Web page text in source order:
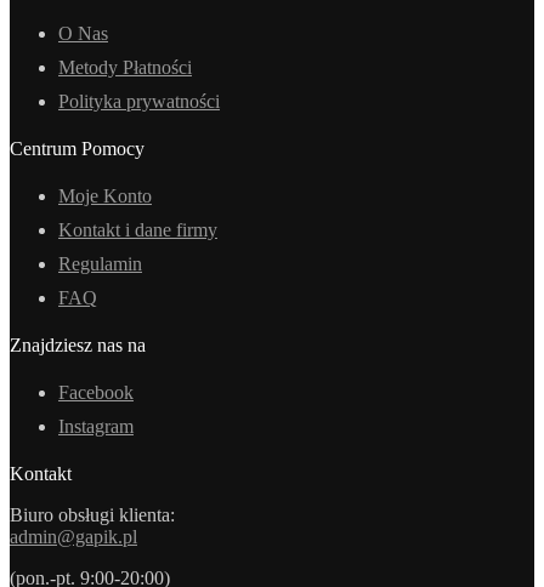
O Nas
Metody Płatności
Polityka prywatności
Centrum Pomocy
Moje Konto
Kontakt i dane firmy
Regulamin
FAQ
Znajdziesz nas na
Facebook
Instagram
Kontakt
Biuro obsługi klienta:
admin@gapik.pl
(pon.-pt. 9:00-20:00)